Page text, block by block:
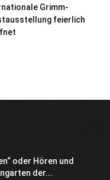
Grimm-
feierlich
oder Hören und
der...